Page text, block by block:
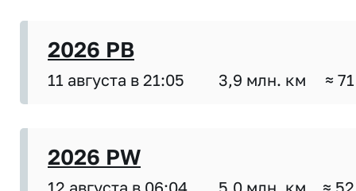
2026 PB
11 августа в 21:05 3,9 млн. км ≈
2026 PW
12 августа в 06:04 5,0 млн. км ≈